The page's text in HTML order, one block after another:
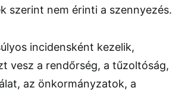
szerint nem érinti a szennyezés.
incidensként kezelik,
vesz a rendőrség, a tűzoltóság,
az önkormányzatok, a